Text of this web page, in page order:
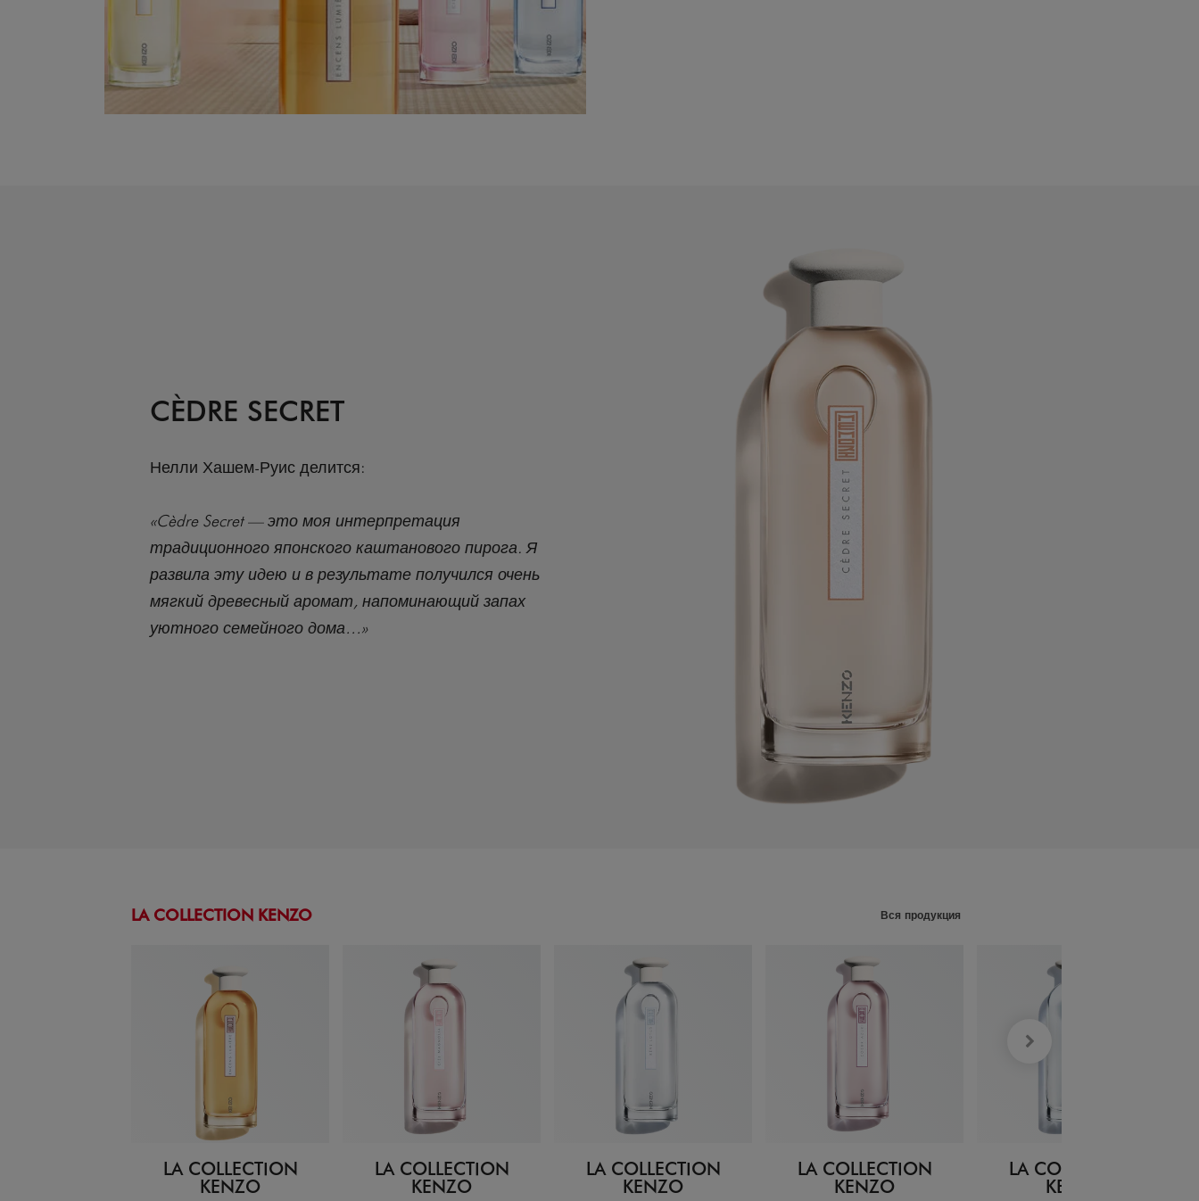
CÈDRE SECRET
Нелли Хашем-Руис делится:
«Cèdre Secret — это моя интерпретация
традиционного японского каштанового пирога. Я
развила эту идею и в результате получился очень
мягкий древесный аромат, напоминающий запах
уютного семейного дома…»
LA COLLECTION KENZO Вся продукция
LA COLLECTION
KENZO
LA COLLECTION
KENZO
LA COLLECTION
KENZO
LA COLLECTION
KENZO
LA COLLECTION
KENZO